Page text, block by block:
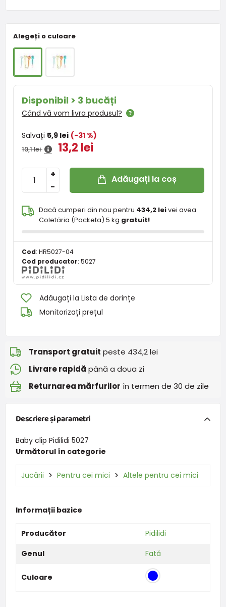
Alegeți o culoare
Disponibil > 3 bucăți
Când vă vom livra produsul?
Salvați 5,9 lei (-31 %)
19,1 lei 13,2 lei
-
+ Adăugați la coș
Dacă cumperi din nou pentru 434,2 leivei avea
Coletăria (Packeta) 5 kg gratuit!
Cod: HR5027-04
Cod producator: 5027
Adăugați la Lista de dorințe
Monitorizați prețul
Transport gratuit peste 434,2 lei
Livrare rapidă până a doua zi
Returnarea mărfurilor în termen de 30 de zile
Descriere și parametri
Baby clip Pidilidi 5027
Următorul în categorie
Jucării Pentru cei mici Altele pentru cei mici
Informații bazice
Producător
Pidilidi
Genul
Fată
Culoare